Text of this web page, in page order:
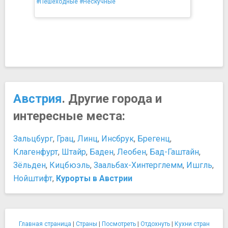
#Пешеходные #Нескучные
Австрия. Другие города и
интересные места:
Зальцбург, Грац, Линц, Инсбрук, Брегенц,
Клагенфурт, Штайр, Баден, Леобен, Бад-Гаштайн,
Зёльден, Кицбюэль, Заальбах-Хинтерглемм, Ишгль,
Нойштифт, Курорты в Австрии
Главная страница Страны Посмотреть| Отдохнуть| Кухни стран